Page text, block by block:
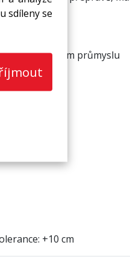
sdíleny se
automobilovém průmyslu
+10 cm